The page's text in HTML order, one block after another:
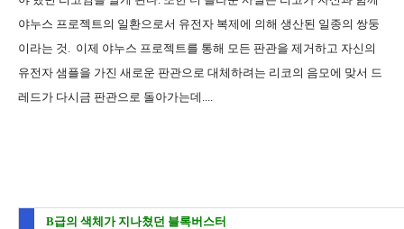
야누스 프로젝트의 일환으로서 유전자 복제에 의해 생산된 일종의 쌍둥
이라는 것. 이제 야누스 프로젝트를 통해 모든 판관을 제거하고 자신의
유전자 샘플을 가진 새로운 판관으로 대체하려는 리코의 음모에 맞서 드
레드가 다시금 판관으로 돌아가는데....
B급의 색체가 지나쳤던 블록버스터